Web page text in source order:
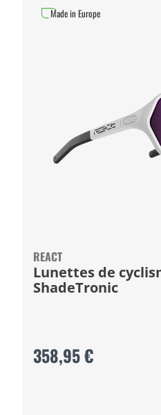
REACT
Lunettes de
ShadeTronic
358,95 €
Made in Europe